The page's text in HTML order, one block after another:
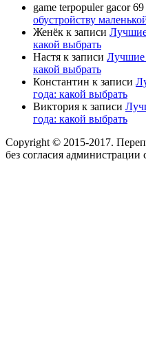
game terpopuler gacor 69
обустройству
Женёк к записи Лучшие
какой выбрать
Настя к записи Лучшие
какой выбрать
Константин к записи
года: какой выбрать
Виктория к записи
года: какой выбрать
Copyright © 2015-2017.
без согласия администрации